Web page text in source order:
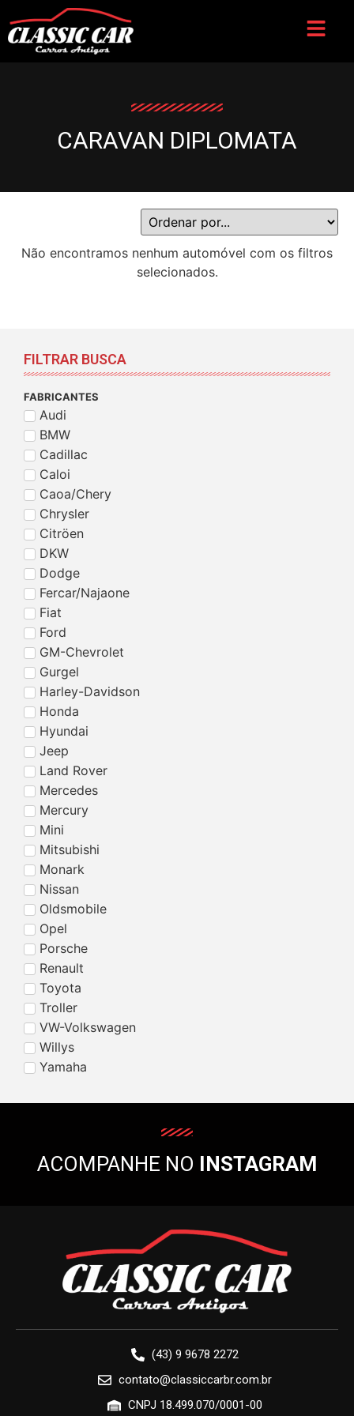
CARAVAN DIPLOMATA
FILTRAR BUSCA
FABRICANTES
Audi
BMW
Cadillac
Caloi
Caoa/Chery
Chrysler
Citröen
DKW
Dodge
Fercar/Najaone
Fiat
Ford
GM-Chevrolet
Gurgel
Harley-Davidson
Honda
Hyundai
Jeep
Land Rover
Mercedes
Mercury
Mini
Mitsubishi
Monark
Nissan
Oldsmobile
Opel
Porsche
Renault
Toyota
Troller
VW-Volkswagen
Willys
Yamaha
Não encontramos nenhum automóvel com os filtros
selecionados.
ACOMPANHE NO INSTAGRAM
(43) 9 9678 2272
contato@classiccarbr.com.br
CNPJ 18.499.070/0001-00